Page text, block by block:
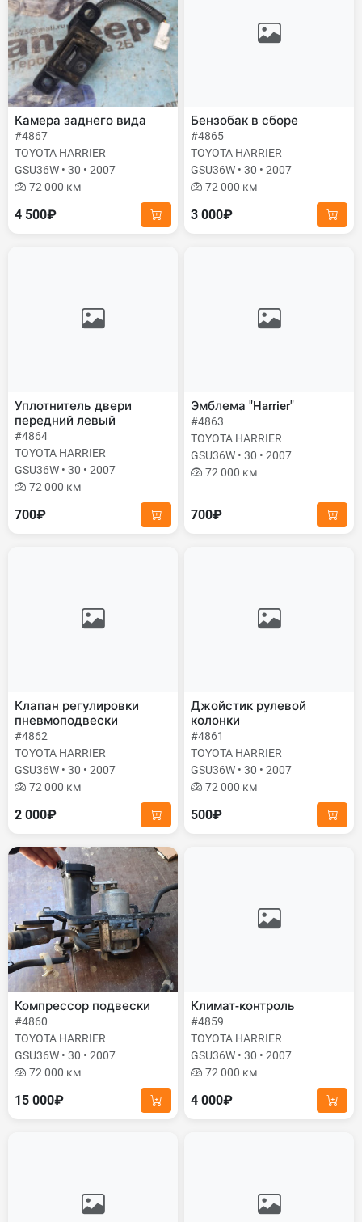
Камера заднего вида
#4867
TOYOTA HARRIER
GSU36W • 30 • 2007
72 000 км
4 500₽
Бензобак в сборе
#4865
TOYOTA HARRIER
GSU36W • 30 • 2007
72 000 км
3 000₽
Уплотнитель двери
передний левый
#4864
TOYOTA HARRIER
GSU36W • 30 • 2007
72 000 км
700₽
Эмблема "Harrier"
#4863
TOYOTA HARRIER
GSU36W • 30 • 2007
72 000 км
700₽
Клапан регулировки
пневмоподвески
#4862
TOYOTA HARRIER
GSU36W • 30 • 2007
72 000 км
2 000₽
Джойстик рулевой
колонки
#4861
TOYOTA HARRIER
GSU36W • 30 • 2007
72 000 км
500₽
Компрессор подвески
#4860
TOYOTA HARRIER
GSU36W • 30 • 2007
72 000 км
15 000₽
Климат-контроль
#4859
TOYOTA HARRIER
GSU36W • 30 • 2007
72 000 км
4 000₽